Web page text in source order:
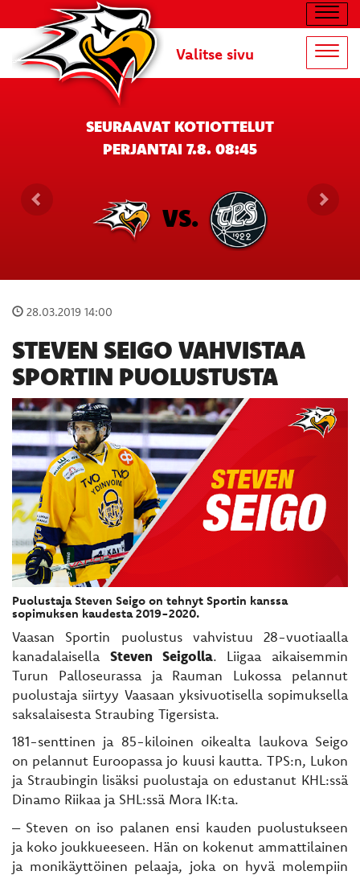
Valitse sivu
SEURAAVAT KOTIOTTELUT
PERJANTAI 7.8. 08:45
VS.
28.03.2019 14:00
STEVEN SEIGO VAHVISTAA
SPORTIN PUOLUSTUSTA
Puolustaja Steven Seigo on tehnyt Sportin kanssa
sopimuksen kaudesta 2019-2020.
Vaasan Sportin puolustus vahvistuu 28-vuotiaalla
kanadalaisella Steven Seigolla. Liigaa aikaisemmin
Turun Palloseurassa ja Rauman Lukossa pelannut
puolustaja siirtyy Vaasaan yksivuotisella sopimuksella
saksalaisesta Straubing Tigersista.
181-senttinen ja 85-kiloinen oikealta laukova Seigo
on pelannut Euroopassa jo kuusi kautta. TPS:n, Lukon
ja Straubingin lisäksi puolustaja on edustanut KHL:ssä
Dinamo Riikaa ja SHL:ssä Mora IK:ta.
– Steven on iso palanen ensi kauden puolustukseen
ja koko joukkueeseen. Hän on kokenut ammattilainen
ja monikäyttöinen pelaaja, joka on hyvä molempiin